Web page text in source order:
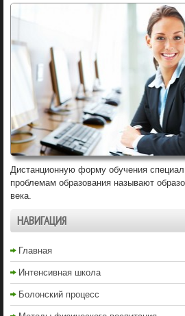
Дистанционную форму обучения
проблемам образования называют
века.
НАВИГАЦИЯ
Главная
Интенсивная школа
Болонский процесс